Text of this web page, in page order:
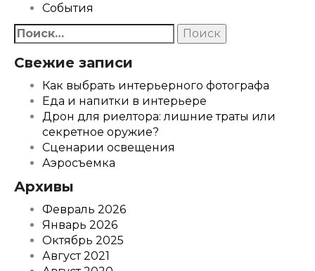
События
Найти:
Свежие записи
Как выбрать интерьерного фотографа
Еда и напитки в интерьере
Дрон для риелтора: лишние траты или
секретное оружие?
Сценарии освещения
Аэросъемка
Архивы
Февраль 2026
Январь 2026
Октябрь 2025
Август 2021